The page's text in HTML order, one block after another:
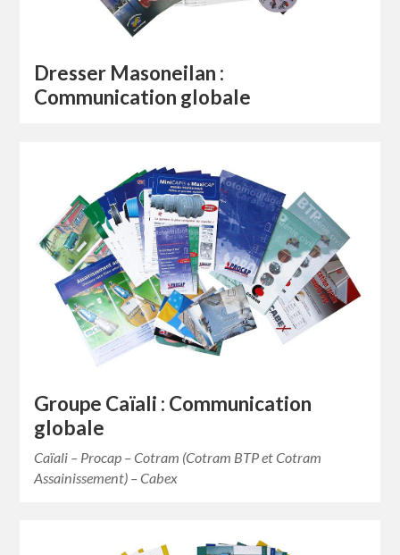
Dresser Masoneilan :
Communication globale
Groupe Caïali : Communication
globale
Caïali – Procap – Cotram (Cotram BTP et Cotram
Assainissement) – Cabex